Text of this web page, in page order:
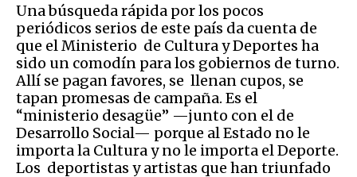
Una búsqueda rápida por los pocos
periódicos serios de este país da cuenta de
que el Ministerio de Cultura y Deportes ha
sido un comodín para los gobiernos de turno.
Allí se pagan favores, se llenan cupos, se
tapan promesas de campaña. Es el
“ministerio desagüe” —junto con el de
Desarrollo Social— porque al Estado no le
importa la Cultura y no le importa el Deporte.
Los deportistas y artistas que han triunfado